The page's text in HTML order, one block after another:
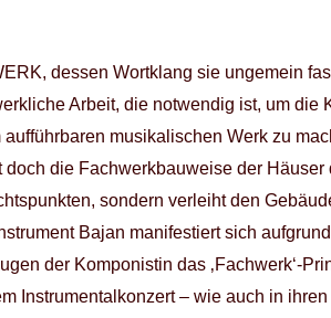
dessen Wortklang sie ungemein
Arbeit, die notwendig ist, um die
musikalischen Werk zu
die Fachwerkbauweise der Häuser
sondern verleiht den
Bajan manifestiert sich
der Komponistin das ‚Fachwerk‘-
Instrumentalkonzert – wie auch in